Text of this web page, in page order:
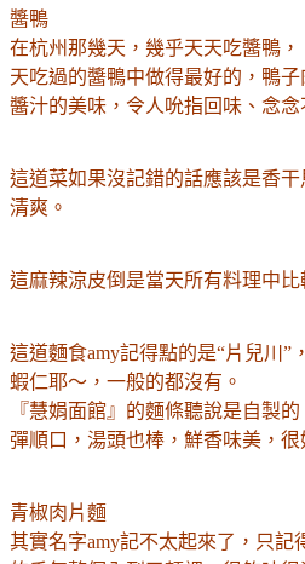
醬鴨
在杭州那幾天，幾乎天天吃醬鴨，
天吃過的醬鴨中做得最好的，鴨
醬汁的美味，令人吮指回味、念念
這道菜如果沒記錯的話應該是香
清爽。
這麻辣涼皮倒是當天所有料理中比
這道麵食amy記得點的是“片兒川”
蝦仁耶～，一般的都沒有。
『慧娟面館』的麵條聽說是自製
彈順口，湯頭也棒，鮮香味美，很
青椒肉片麵
其實名字amy記不太起來了，只記